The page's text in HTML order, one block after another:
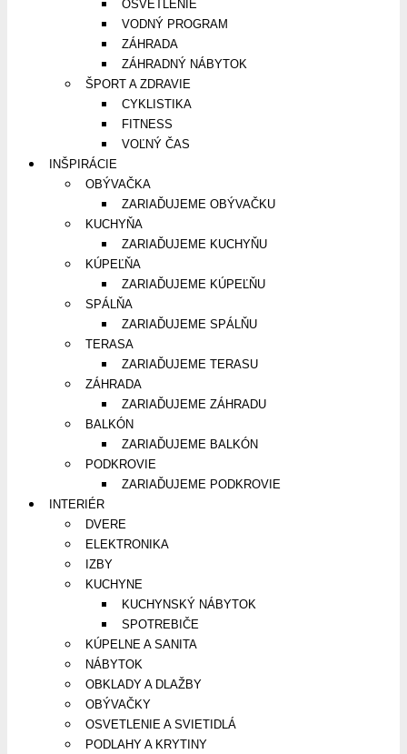
OSVETLENIE
VODNÝ PROGRAM
ZÁHRADA
ZÁHRADNÝ NÁBYTOK
ŠPORT A ZDRAVIE
CYKLISTIKA
FITNESS
VOĽNÝ ČAS
INŠPIRÁCIE
OBÝVAČKA
ZARIAĎUJEME OBÝVAČKU
KUCHYŇA
ZARIAĎUJEME KUCHYŇU
KÚPEĽŇA
ZARIAĎUJEME KÚPEĽŇU
SPÁLŇA
ZARIAĎUJEME SPÁLŇU
TERASA
ZARIAĎUJEME TERASU
ZÁHRADA
ZARIAĎUJEME ZÁHRADU
BALKÓN
ZARIAĎUJEME BALKÓN
PODKROVIE
ZARIAĎUJEME PODKROVIE
INTERIÉR
DVERE
ELEKTRONIKA
IZBY
KUCHYNE
KUCHYNSKÝ NÁBYTOK
SPOTREBIČE
KÚPELNE A SANITA
NÁBYTOK
OBKLADY A DLAŽBY
OBÝVAČKY
OSVETLENIE A SVIETIDLÁ
PODLAHY A KRYTINY